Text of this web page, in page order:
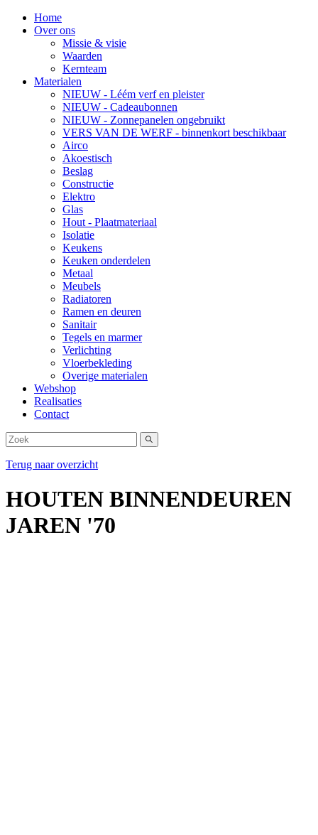
Home
Over ons
Missie & visie
Waarden
Kernteam
Materialen
NIEUW - Léém verf en pleister
NIEUW - Cadeaubonnen
NIEUW - Zonnepanelen ongebruikt
VERS VAN DE WERF - binnenkort beschikbaar
Airco
Akoestisch
Beslag
Constructie
Elektro
Glas
Hout - Plaatmateriaal
Isolatie
Keukens
Keuken onderdelen
Metaal
Meubels
Radiatoren
Ramen en deuren
Sanitair
Tegels en marmer
Verlichting
Vloerbekleding
Overige materialen
Webshop
Realisaties
Contact
Terug naar overzicht
HOUTEN BINNENDEUREN
JAREN '70